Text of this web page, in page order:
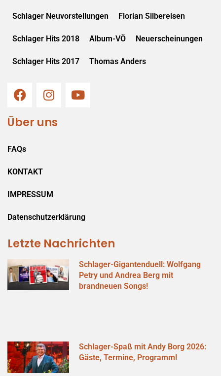
Schlager Neuvorstellungen Florian Silbereisen
Schlager Hits 2018 Album-VÖ Neuerscheinungen
Schlager Hits 2017 Thomas Anders
Über uns
FAQs
KONTAKT
IMPRESSUM
Datenschutzerklärung
Letzte Nachrichten
Schlager-Gigantenduell: Wolfgang
Petry und Andrea Berg mit
brandneuen Songs!
Schlager-Spaß mit Andy Borg 2026:
Gäste, Termine, Programm!